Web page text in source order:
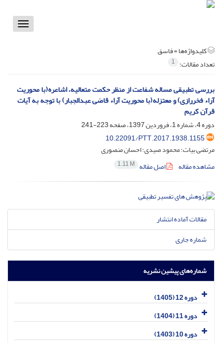
Toggle
کلیدواژه‌ها =فاسق
تعداد مقالات: 1
بررسی تطبیقی مساله شفاعت از منظر حکمت متعالیه، اشاعره(با محوریت
آراء فخررازی) و معتزله(با محوریت آراء قاضی عبدالجبار) با توجه به آیات
قرآن کریم
دوره 4، شماره 1، فروردین 1397، صفحه
223-241
10.22091/PTT.2017.1938.1155
مرتضی بیات؛ محمود صیدی؛ احسان منصوری
مشاهده مقاله
اصل مقاله 1.11 M
مقالات آماده انتشار
شماره جاری
شماره‌های پیشین نشریه
دوره 12 (1405)
دوره 11 (1404)
دوره 10 (1403)